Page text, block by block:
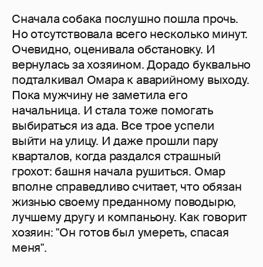
Сначала собака послушно пошла прочь.
Но отсутствовала всего несколько минут.
Очевидно, оценивала обстановку. И
вернулась за хозяином. Дорадо буквально
подталкивал Омара к аварийному выходу.
Пока мужчину не заметила его
начальница. И стала тоже помогать
выбираться из ада. Все трое успели
выйти на улицу. И даже прошли пару
кварталов, когда раздался страшный
грохот: башня начала рушиться. Омар
вполне справедливо считает, что обязан
жизнью своему преданному поводырю,
лучшему другу и компаньону. Как говорит
хозяин: "Он готов был умереть, спасая
меня".